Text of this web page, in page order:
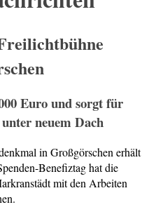
Euro und sorgt für
neuem Dach
in Großgörschen erhält
Benefiztag hat die
mit den Arbeiten